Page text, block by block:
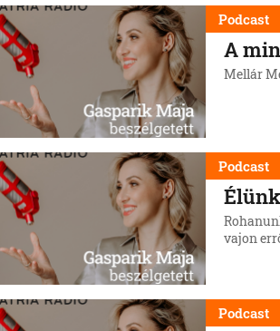
Podcast
A
Mellár
Podcast
vajon
Podcast